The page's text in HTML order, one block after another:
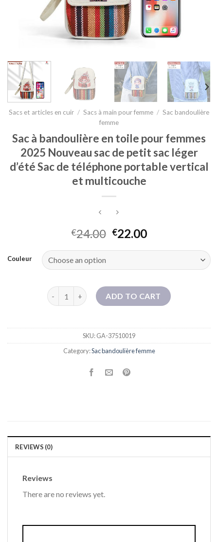
Sacs et articles en cuir / Sacs à main pour femme / Sac bandoulière
femme
Sac à bandoulière en toile pour femmes
2025 Nouveau sac de petit sac léger
d’été Sac de téléphone portable vertical
et multicouche
€24.00 €22.00
Couleur
Sac à bandoulière en toile pour femmes 2025
ADD TO CART
SKU:GA-37510019
Category:Sac bandoulière femme
REVIEWS (0)
Reviews
There are no reviews yet.